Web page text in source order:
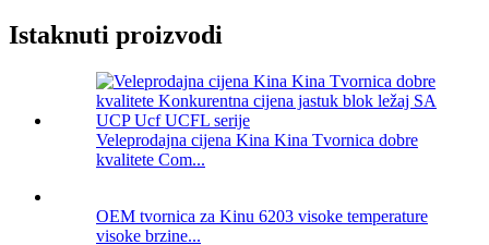
Istaknuti proizvodi
Veleprodajna cijena Kina Kina Tvornica dobre
kvalitete Com...
OEM tvornica za Kinu 6203 visoke temperature
visoke brzine...